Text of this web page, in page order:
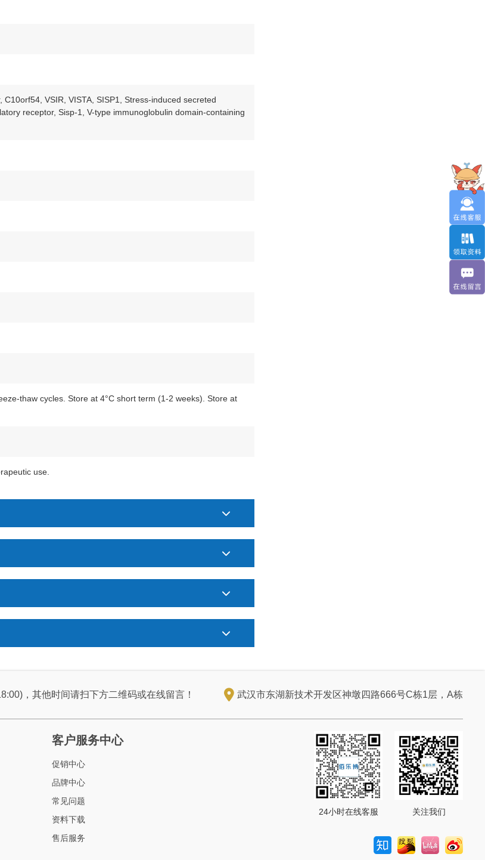
VSIR, VISTA, SISP1, Stress-induced secreted
receptor, Sisp-1, V-type immunoglobulin domain-containing
thaw cycles. Store at 4°C short term (1-2 weeks). Store at
use.
，其他时间请扫下方二维码或在线留言！ 武汉市东湖新技术开发区神墩四路666号C栋1层，A栋
客户服务中心
促销中心
品牌中心
常见问题
资料下载
售后服务
24小时在线客服 关注我们